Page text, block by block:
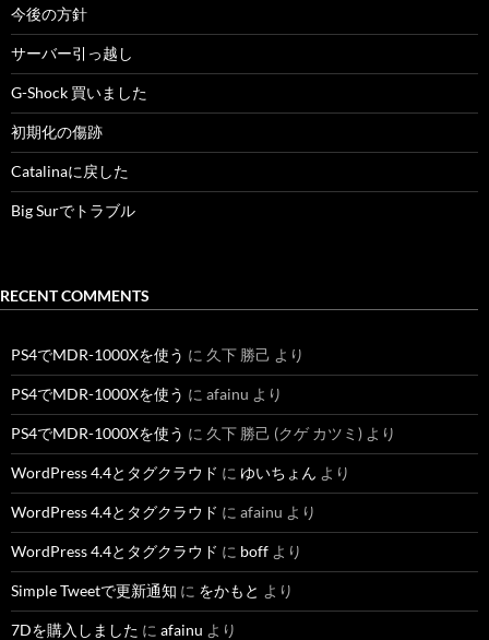
今後の方針
サーバー引っ越し
G-Shock 買いました
初期化の傷跡
Catalinaに戻した
Big Surでトラブル
RECENT COMMENTS
PS4でMDR-1000Xを使う に 久下 勝己 より
PS4でMDR-1000Xを使う に afainu より
PS4でMDR-1000Xを使う に 久下 勝己 (クゲ カツミ) より
WordPress 4.4とタグクラウド に ゆいちょん より
WordPress 4.4とタグクラウド に afainu より
WordPress 4.4とタグクラウド に boff より
Simple Tweetで更新通知 に をかもと より
7Dを購入しました に afainu より